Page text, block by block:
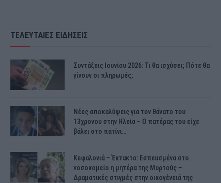
ΤΕΛΕΥΤΑΙΕΣ ΕΙΔΗΣΕΙΣ
Συντάξεις Ιουνίου 2026: Τι θα ισχύσει; Πότε θα
γίνουν οι πληρωμές;
Νέες αποκαλύψεις για τον θάνατο του
13χρονου στην Ηλεία – Ο πατέρας του είχε
βάλει στο πατίνι…
Κεφαλονιά – Έκτακτο: Εσπευσμένα στο
νοσοκομείο η μητέρα της Μυρτούς –
Δραματικές στιγμές στην οικογένειά της